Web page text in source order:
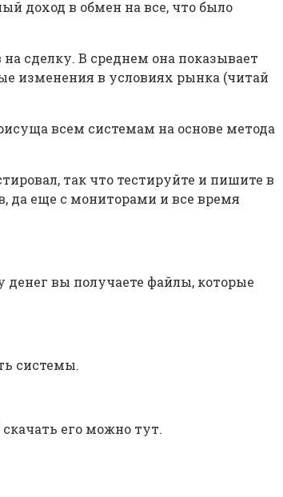
доход в обмен на все, что было
сделку. В среднем она показывает
изменения в условиях рынка (читай
всем системам на основе метода
так что тестируйте и пишите в
да еще с мониторами и все время
денег вы получаете файлы, которые
системы.
его можно тут.